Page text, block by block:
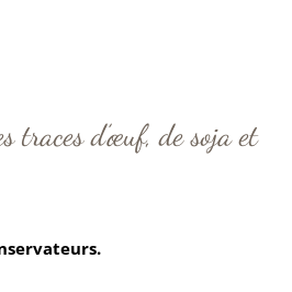
traces d’œuf, de soja et